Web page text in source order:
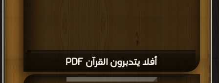
أفلا يتدبرون القرآن PDF